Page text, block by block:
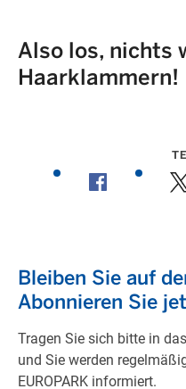
Also los, nichts
Haarklammern!